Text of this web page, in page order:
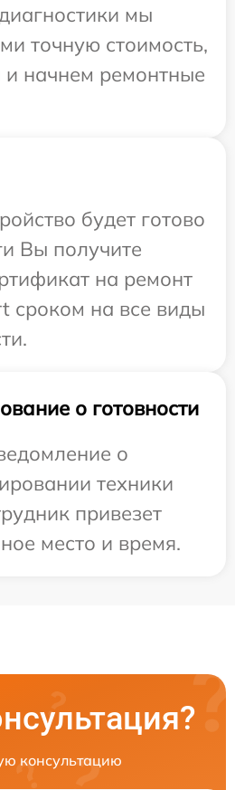
мы
точную стоимость,
и начнем ремонтные
будет готово
Вы получите
на ремонт
сроком на все виды
о готовности
о
техники
привезет
место и время.
консультацию